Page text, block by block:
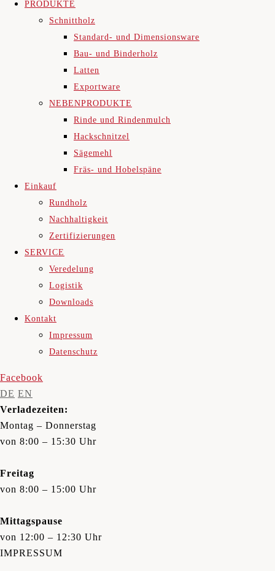
PRODUKTE
Schnittholz
Standard- und Dimensionsware
Bau- und Binderholz
Latten
Exportware
NEBENPRODUKTE
Rinde und Rindenmulch
Hackschnitzel
Sägemehl
Fräs- und Hobelspäne
Einkauf
Rundholz
Nachhaltigkeit
Zertifizierungen
SERVICE
Veredelung
Logistik
Downloads
Kontakt
Impressum
Datenschutz
Facebook
DE EN
Verladezeiten:
Montag – Donnerstag
von 8:00 – 15:30 Uhr
Freitag
von 8:00 – 15:00 Uhr
Mittagspause
von 12:00 – 12:30 Uhr
IMPRESSUM